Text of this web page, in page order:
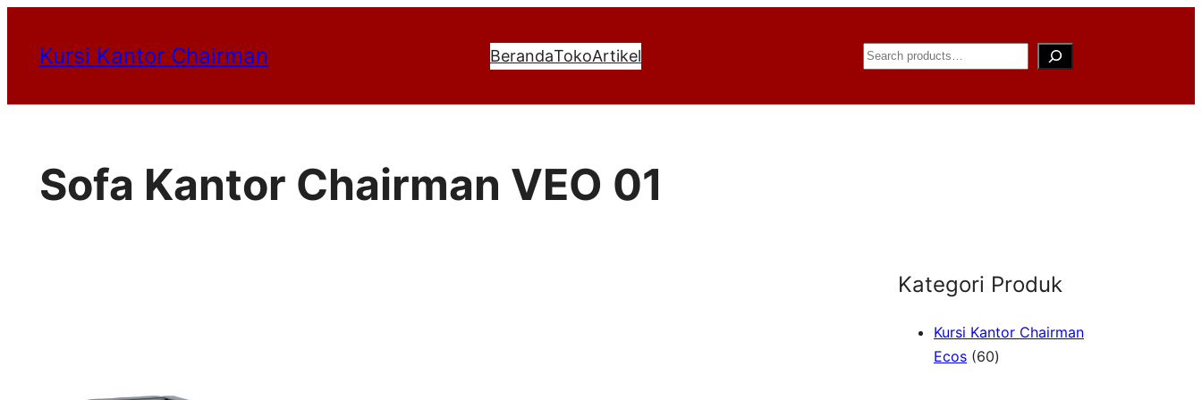
Kursi Kantor Chairman BerandaTokoArtikel Search
Sofa Kantor Chairman VEO 01
Kategori Produk
Kursi Kantor Chairman
Ecos 606